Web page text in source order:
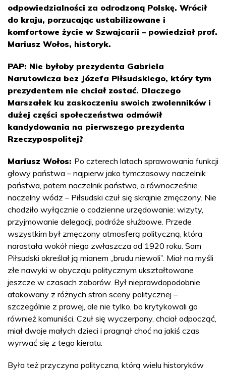
odpowiedzialności za odrodzoną Polskę. Wrócił
do kraju, porzucając ustabilizowane i
komfortowe życie w Szwajcarii – powiedział prof.
Mariusz Wołos, historyk.
PAP: Nie byłoby prezydenta Gabriela
Narutowicza bez Józefa Piłsudskiego, który tym
prezydentem nie chciał zostać. Dlaczego
Marszałek ku zaskoczeniu swoich zwolenników i
dużej części społeczeństwa odmówił
kandydowania na pierwszego prezydenta
Rzeczypospolitej?
Mariusz Wołos: Po czterech latach sprawowania funkcji
głowy państwa – najpierw jako tymczasowy naczelnik
państwa, potem naczelnik państwa, a równocześnie
naczelny wódz – Piłsudski czuł się skrajnie zmęczony. Nie
chodziło wyłącznie o codzienne urzędowanie: wizyty,
przyjmowanie delegacji, podróże służbowe. Przede
wszystkim był zmęczony atmosferą polityczną, która
narastała wokół niego zwłaszcza od 1920 roku. Sam
Piłsudski określał ją mianem „brudu niewoli”. Miał na myśli
złe nawyki w obyczaju politycznym ukształtowane
jeszcze w czasach zaborów. Był nieprawdopodobnie
atakowany z różnych stron sceny politycznej –
szczególnie z prawej, ale nie tylko, bo krytykowali go
również komuniści. Czuł się wyczerpany, chciał odpocząć,
miał dwoje małych dzieci i pragnął choć na jakiś czas
wyrwać się z tego kieratu.
Była też przyczyna polityczna, którą wielu historyków